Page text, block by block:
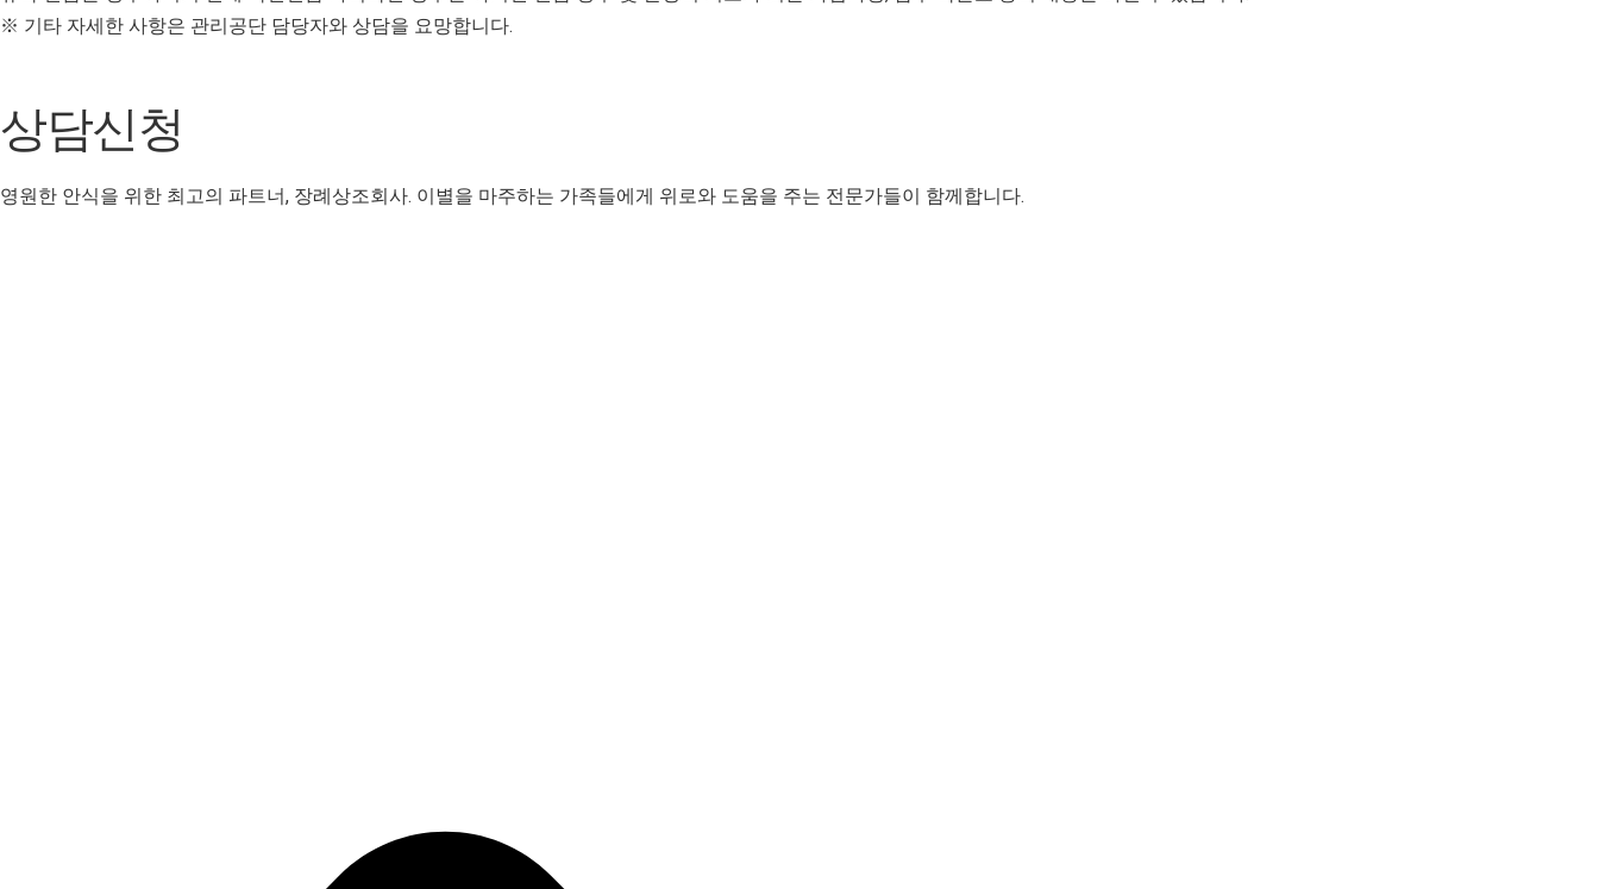
※ 기타 자세한 사항은 관리공단 담당자와 상담을 요망합니다.
상담신청
영원한 안식을 위한 최고의 파트너, 장례상조회사. 이별을 마주하는 가족들에게 위로와 도움을 주는 전문가들이 함께합니다.